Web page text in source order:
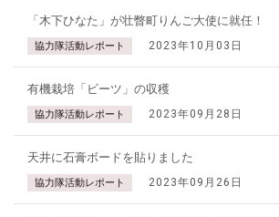
「木下ひなた」が壮瞥町りんご大使に就任！
協力隊活動レポート 2023年10月03日
有機栽培「ビーツ」の収穫
協力隊活動レポート 2023年09月28日
天井に石膏ボードを貼りました
協力隊活動レポート 2023年09月26日